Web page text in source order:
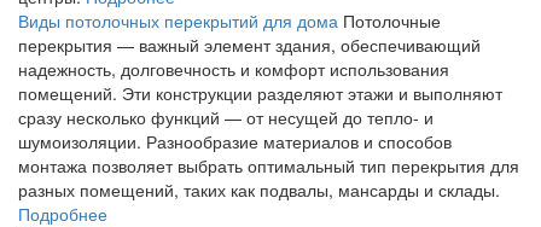
Виды потолочных перекрытий для дома Потолочные
перекрытия — важный элемент здания, обеспечивающий
надежность, долговечность и комфорт использования
помещений. Эти конструкции разделяют этажи и выполняют
сразу несколько функций — от несущей до тепло- и
шумоизоляции. Разнообразие материалов и способов
монтажа позволяет выбрать оптимальный тип перекрытия для
разных помещений, таких как подвалы, мансарды и склады.
Подробнее